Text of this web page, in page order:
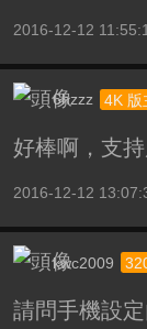
2016-12-12
6hzzz 4K 版
好棒啊，支持
2016-12-12
kwc2009
請問手機設